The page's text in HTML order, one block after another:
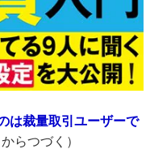
は裁量取引ユーザーで
からつづく）